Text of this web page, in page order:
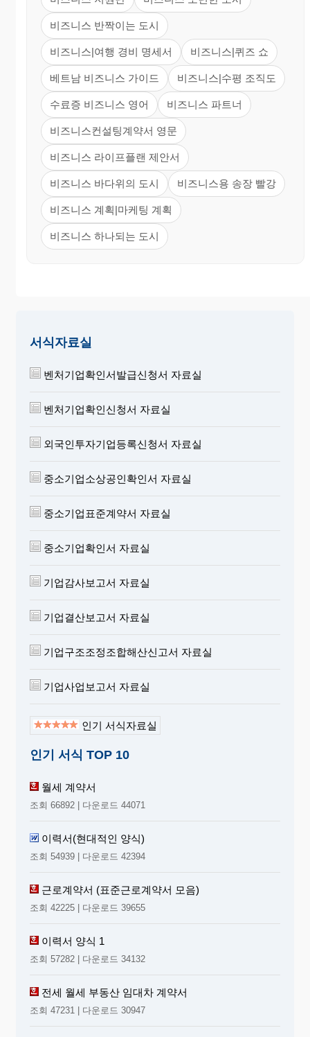
비즈니스 반짝이는 도시
비즈니스|여행 경비 명세서 비즈니스|퀴즈 쇼
베트남 비즈니스 가이드 비즈니스|수평 조직도
수료증 비즈니스 영어 비즈니스 파트너
비즈니스컨설팅계약서 영문
비즈니스 라이프플랜 제안서
비즈니스 바다위의 도시 비즈니스용 송장 빨강
비즈니스 계획|마케팅 계획
비즈니스 하나되는 도시
서식자료실
벤처기업확인서발급신청서 자료실
벤처기업확인신청서 자료실
외국인투자기업등록신청서 자료실
중소기업소상공인확인서 자료실
중소기업표준계약서 자료실
중소기업확인서 자료실
기업감사보고서 자료실
기업결산보고서 자료실
기업구조조정조합해산신고서 자료실
기업사업보고서 자료실
인기 서식자료실
인기 서식 TOP 10
월세 계약서
조회 66892 | 다운로드 44071
이력서(현대적인 양식)
조회 54939 | 다운로드 42394
근로계약서 (표준근로계약서 모음)
조회 42225 | 다운로드 39655
이력서 양식 1
조회 57282 | 다운로드 34132
전세 월세 부동산 임대차 계약서
조회 47231 | 다운로드 30947